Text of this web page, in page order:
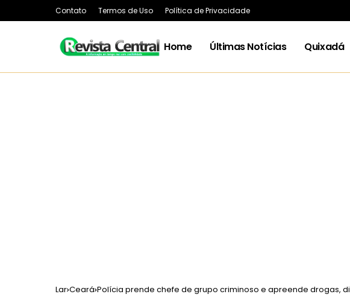
Contato Termos de Uso Política de Privacidade
Home Últimas Notícias Quixadá
Lar Ceará Polícia prende chefe de grupo criminoso e apreende drogas,